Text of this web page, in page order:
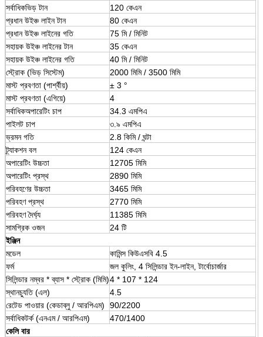
সর্বাধিকভিড় টান
120 কেএন
প্রধান উইঞ্চ লাইন টান
80 কেএন
প্রধান উইঞ্চ লাইনের গতি
75 মি / মিনিট
সহায়ক উইঞ্চ লাইনের টান
35 কেএন
সহায়ক উইঞ্চ লাইনের গতি
40 মি / মিনিট
স্ট্রোক (ভিড় সিস্টেম)
2000 মিমি / 3500 মিমি
মাস্ট প্রবণতা (পার্শ্বীয়)
± 3 °
মাস্ট প্রবণতা (এগিয়ে)
4
সর্বাধিকঅপারেটিং চাপ
34.3 এমপিএ
পাইলট চাপ
৩.৯ এমপিএ
ভ্রমন গতি
2.8 কিমি / ঘন্টা
ট্র্যাকশন বল
124 কেএন
অপারেটিং উচ্চতা
12705 মিমি
অপারেটিং প্রস্থ
2890 মিমি
পরিবহণের উচ্চতা
3465 মিমি
পরিবহণ প্রস্থ
2770 মিমি
পরিবহণ দৈর্ঘ্য
11385 মিমি
সামগ্রিক ওজন
24 টি
ইঞ্জিন
মডেল
কামিন্স কিউএসবি 4.5
ফর্ম
জল কুলিং, 4 সিলিন্ডার ইন-লাইন, টার্বোচার্জার
সিলিন্ডার নম্বর * ব্যাস * স্ট্রোক (মিমি)4 * 107 * 124
স্থানচ্যুতি (এল)
4.5
রেটেড পাওয়ার (কেডাব্লু / আরপিএম)
90/2200
সর্বাধিকটর্ক (এনএম / আরপিএম)
470/1400
কেলি বার